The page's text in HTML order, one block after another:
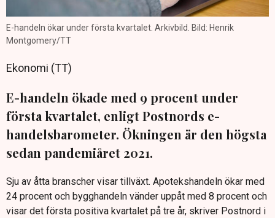
E-handeln ökar under första kvartalet. Arkivbild. Bild: Henrik
Montgomery/TT
Ekonomi (TT)
E-handeln ökade med 9 procent under
första kvartalet, enligt Postnords e-
handelsbarometer. Ökningen är den högsta
sedan pandemiåret 2021.
Sju av åtta branscher visar tillväxt. Apotekshandeln ökar med
24 procent och bygghandeln vänder uppåt med 8 procent och
visar det första positiva kvartalet på tre år, skriver Postnord i